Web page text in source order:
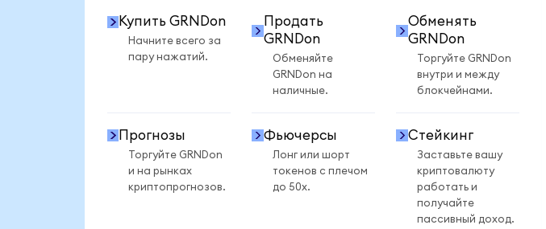
Купить GRNDon
Начните всего за
пару нажатий.
Продать
GRNDon
Обменяйте
GRNDon на
наличные.
Обменять
GRNDon
Торгуйте GRNDon
внутри и между
блокчейнами.
Прогнозы
Торгуйте GRNDon
и на рынках
криптопрогнозов.
Фьючерсы
Лонг или шорт
токенов с плечом
до 50x.
Стейкинг
Заставьте вашу
криптовалюту
работать и
получайте
пассивный доход.